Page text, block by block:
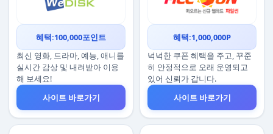
혜택:100,000포인트
최신 영화, 드라마, 예능, 애니를
실시간 감상 및 내려받아 이용
해 보세요!
사이트 바로가기
혜택:1,000,000P
넉넉한 쿠폰 혜택을 주고, 꾸준
히 안정적으로 오래 운영되고
있어 신뢰가 갑니다.
사이트 바로가기